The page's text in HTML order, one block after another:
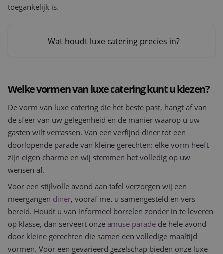
toegankelijk is.
Wat houdt luxe catering precies in?
Welke vormen van luxe catering kunt u kiezen?
De vorm van luxe catering die het beste past, hangt af van
de sfeer van uw gelegenheid en de manier waarop u uw
gasten wilt verrassen. Van een verfijnd diner tot een
doorlopende parade van kleine gerechten: elke vorm heeft
zijn eigen charme en wij stemmen het volledig op uw
wensen af.
Voor een stijlvolle avond aan tafel verzorgen wij een
meergangen diner, vooraf met u samengesteld en vers
bereid. Houdt u van informeel borrelen zonder in te leveren
op klasse, dan serveert onze amuse parade de hele avond
door kleine gerechten die samen een volledige maaltijd
vormen. Voor een gevarieerd gezelschap bieden onze luxe